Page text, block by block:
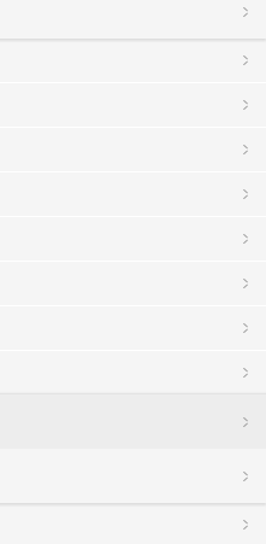
断、データ消失、不具合、遅
も、当社は予告なく先行試食の
責任を負うものではありませ
替は承っておりません。
、アフタヌーンティー・ティー
除く、当社営業日に順次対応
合わせはご遠慮ください。